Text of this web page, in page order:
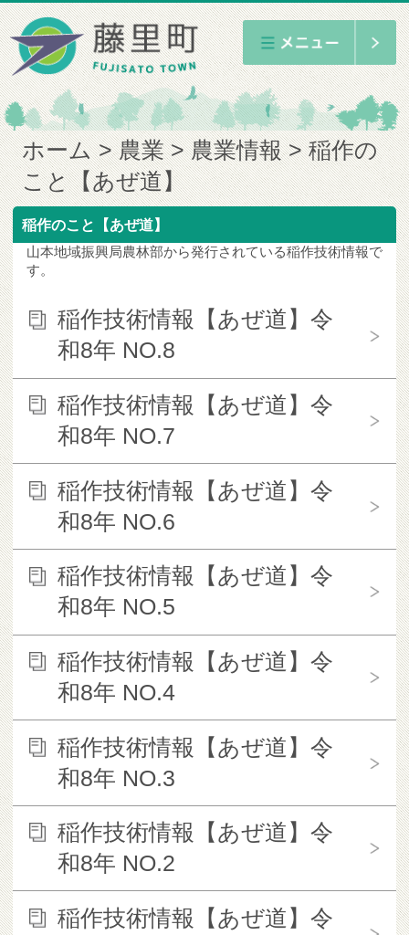
ホーム 農業 農業情報
稲作の
こと【あぜ道】
稲作のこと【あぜ道】
山本地域振興局農林部から発行されている稲作技術情報で
す。
稲作技術情報【あぜ道】令
和8年 NO.8
稲作技術情報【あぜ道】令
和8年 NO.7
稲作技術情報【あぜ道】令
和8年 NO.6
稲作技術情報【あぜ道】令
和8年 NO.5
稲作技術情報【あぜ道】令
和8年 NO.4
稲作技術情報【あぜ道】令
和8年 NO.3
稲作技術情報【あぜ道】令
和8年 NO.2
稲作技術情報【あぜ道】令